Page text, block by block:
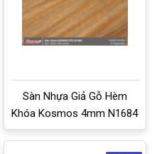
Sàn Nhựa Giả Gỗ Hèm
Khóa Kosmos 4mm N1684